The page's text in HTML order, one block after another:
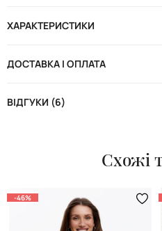
ХАРАКТЕРИСТИКИ
ДОСТАВКА І ОПЛАТА
ВІДГУКИ (6)
Схожі
-46%